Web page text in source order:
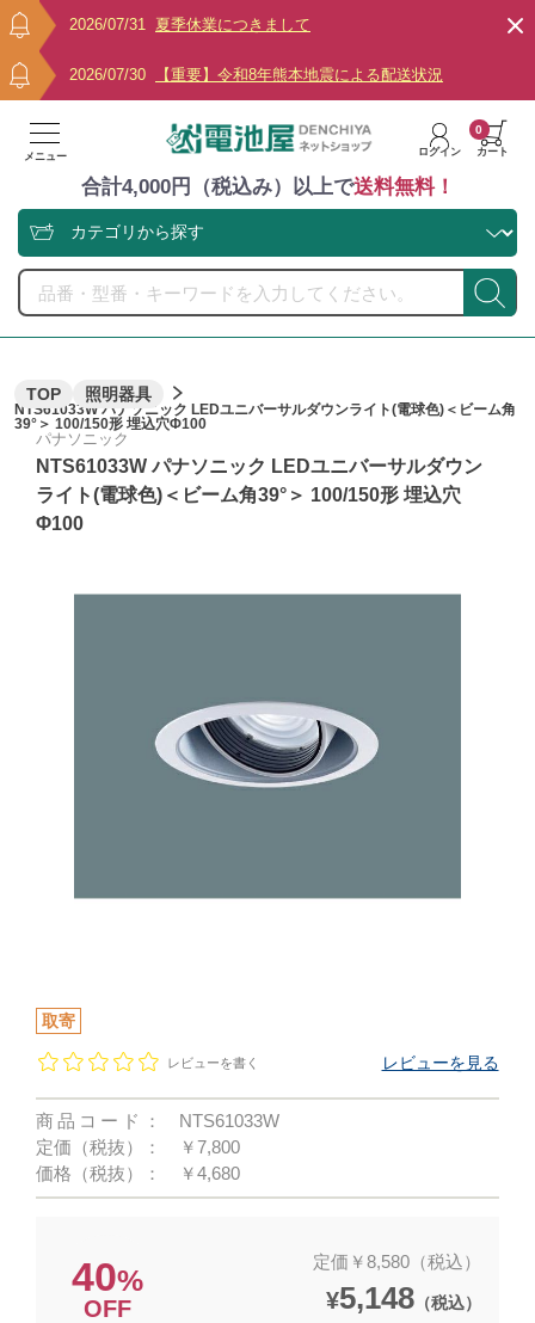
2026/07/31 夏季休業につきまして
2026/07/30 【重要】令和8年熊本地震による配送状況
メニュー ログイン カート
0
合計4,000円（税込み）以上で送料無料！
TOP 照明器具
NTS61033W パナソニック LEDユニバーサルダウンライト(電球色)＜ビーム角
39°＞ 100/150形 埋込穴Φ100
パナソニック
NTS61033W パナソニック LEDユニバーサルダウン
ライト(電球色)＜ビーム角39°＞ 100/150形 埋込穴
Φ100
取寄
レビューを書く レビューを見る
商品コード：
NTS61033W
定価（税抜）：
￥7,800
価格（税抜）：
￥4,680
40%
OFF
定価￥8,580（税込）
¥5,148（税込）